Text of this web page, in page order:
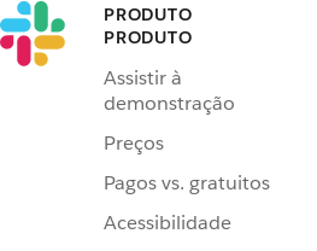
PRODUTO
PRODUTO
Assistir à
demonstração
Preços
Pagos vs. gratuitos
Acessibilidade